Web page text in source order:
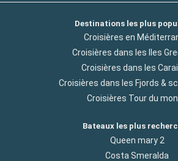
Destinations les plus
Croisières en
Croisières dans les Iles
Croisières dans les
Croisières dans les Fjords &
Croisières Tour du
Bateaux les plus
Queen mary 2
Costa Smeralda